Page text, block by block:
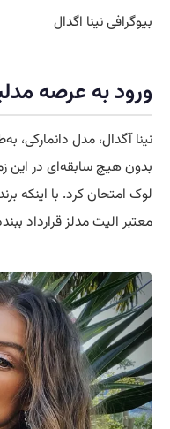
بیوگرافی نینا اگدال
ورود به عرصه
نینا آگدال، مدل
بدون هیچ سابقه‌ای در این
لوک امتحان کرد. با اینکه
معتبر الیت مدلز قرارداد ببندد و تا ۱۸ سالگی به تحصیل